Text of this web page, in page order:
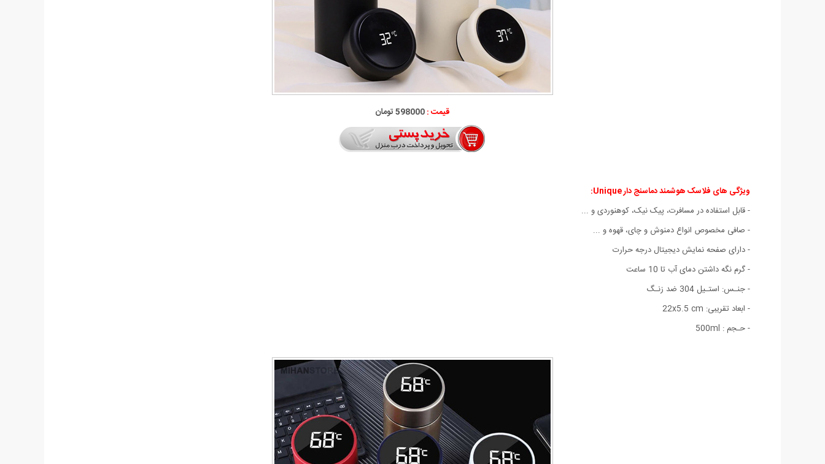
قیمت :598000 تومان
ویژگی های فلاسک هوشمند دماسنج دار Unique:
- قابل استفاده در مسافرت، پیک نیک، کوهنوردی و ...
- صافی مخصوص انواع دمنوش و چای، قهوه و ...
- دارای صفحه نمایش دیجیتال درجه حرارت
- گرم نگه داشتن دمای آب تا 10 ساعت
- جنـس: استـیل 304 ضد زنـگ
- ابعاد تقریبی: 22x5.5 cm
- حـجم : 500ml